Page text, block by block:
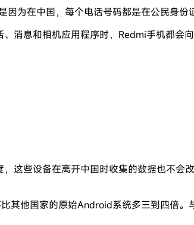
为在中国，每个电话号码都是在公民身份
消息和相机应用程序时，Redmi手机都
这些设备在离开中国时收集的数据也不
其他国家的原始Android系统多三到四倍